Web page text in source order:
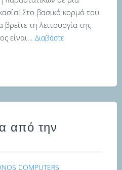
Στο βασικό κορμό του
τη λειτουργία της
είναι… Διαβάστε
από την
COMPUTERS